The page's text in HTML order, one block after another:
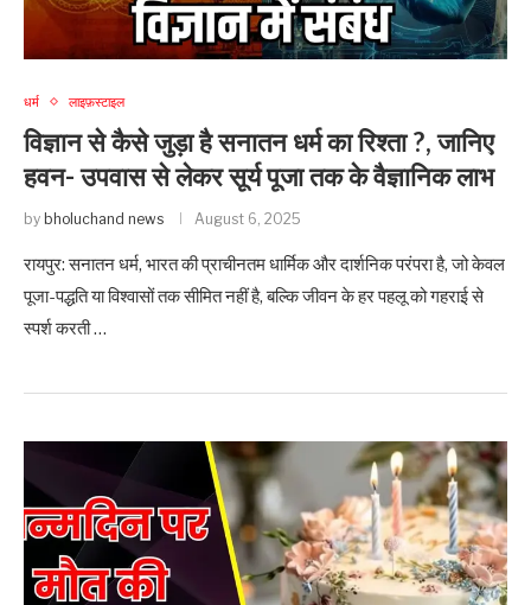
धर्म लाइफ़स्टाइल
विज्ञान से कैसे जुड़ा है सनातन धर्म का रिश्ता ?, जानिए
हवन- उपवास से लेकर सूर्य पूजा तक के वैज्ञानिक लाभ
by bholuchand news August 6, 2025
रायपुर: सनातन धर्म, भारत की प्राचीनतम धार्मिक और दार्शनिक परंपरा है, जो केवल
पूजा-पद्धति या विश्वासों तक सीमित नहीं है, बल्कि जीवन के हर पहलू को गहराई से
स्पर्श करती …